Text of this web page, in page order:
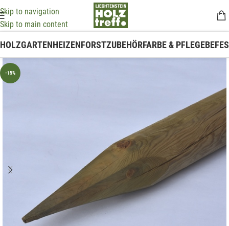
Skip to navigation
Skip to main content
HOLZGARTENHEIZENFORSTZUBEHÖRFARBE & PFLEGE
-15%